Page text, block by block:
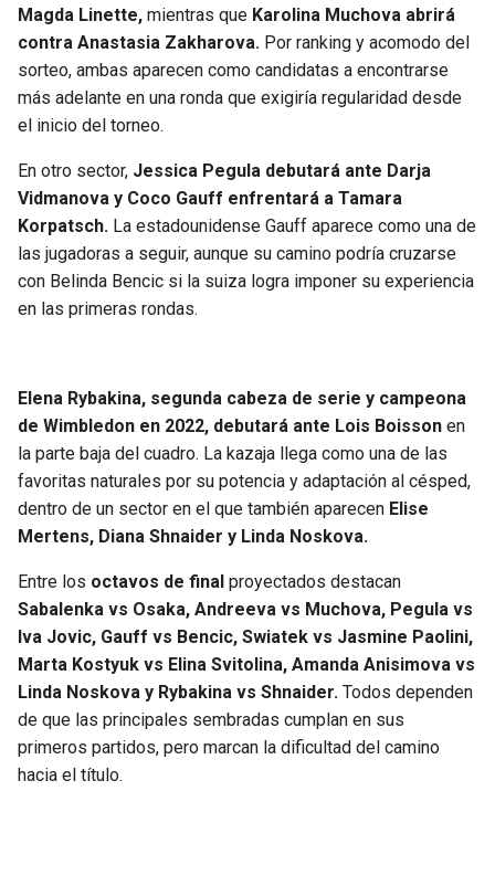
Magda Linette, mientras que Karolina Muchova abrirá
contra Anastasia Zakharova. Por ranking y acomodo del
sorteo, ambas aparecen como candidatas a encontrarse
más adelante en una ronda que exigiría regularidad desde
el inicio del torneo.
En otro sector, Jessica Pegula debutará ante Darja
Vidmanova y Coco Gauff enfrentará a Tamara
Korpatsch. La estadounidense Gauff aparece como una de
las jugadoras a seguir, aunque su camino podría cruzarse
con Belinda Bencic si la suiza logra imponer su experiencia
en las primeras rondas.
Elena Rybakina, segunda cabeza de serie y campeona
de Wimbledon en 2022, debutará ante Lois Boisson en
la parte baja del cuadro. La kazaja llega como una de las
favoritas naturales por su potencia y adaptación al césped,
dentro de un sector en el que también aparecen Elise
Mertens, Diana Shnaider y Linda Noskova.
Entre los octavos de final proyectados destacan
Sabalenka vs Osaka, Andreeva vs Muchova, Pegula vs
Iva Jovic, Gauff vs Bencic, Swiatek vs Jasmine Paolini,
Marta Kostyuk vs Elina Svitolina, Amanda Anisimova vs
Linda Noskova y Rybakina vs Shnaider. Todos dependen
de que las principales sembradas cumplan en sus
primeros partidos, pero marcan la dificultad del camino
hacia el título.